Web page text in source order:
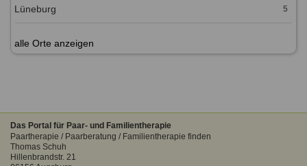
Lüneburg 5
alle Orte anzeigen
Das Portal für Paar- und Familientherapie
Paartherapie / Paarberatung / Familientherapie finden
Thomas Schuh
Hillenbrandstr. 21